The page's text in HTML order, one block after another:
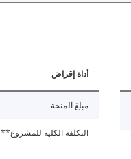
أداة إقراض
مبلغ المنحة
التكلفة الكلية للمشروع**